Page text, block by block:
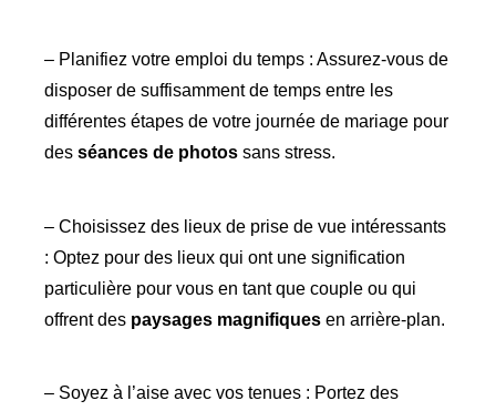
– Planifiez votre emploi du temps : Assurez-vous de
disposer de suffisamment de temps entre les
différentes étapes de votre journée de mariage pour
desséances de photos sans stress.
– Choisissez des lieux de prise de vue intéressants
: Optez pour des lieux qui ont une signification
particulière pour vous en tant que couple ou qui
offrent des paysages magnifiques en arrière-plan.
– Soyez à l’aise avec vos tenues : Portez des